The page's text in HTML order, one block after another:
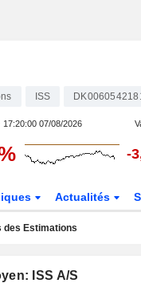
ISS
17:20:00 07/08/2026
-
Actualités
des Estimations
ISS A/S